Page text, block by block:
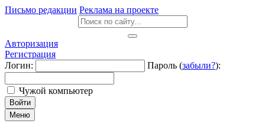
Письмо редакции Реклама на проекте
Авторизация
Регистрация
Логин:
Пароль (забыли?):
Чужой компьютер
Войти
Меню